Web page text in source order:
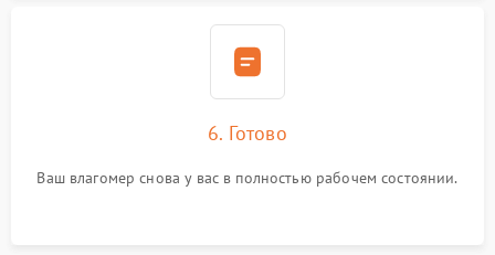
6. Готово
Ваш влагомер снова у вас в полностью рабочем состоянии.